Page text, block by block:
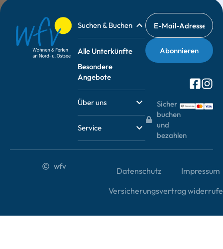
Suchen & Buchen
Alle Unterkünfte
Besondere
Angebote
Über uns
Service
Sicher
buchen
und
bezahlen
wfv Datenschutz
Impressum
Versicherungsvertrag